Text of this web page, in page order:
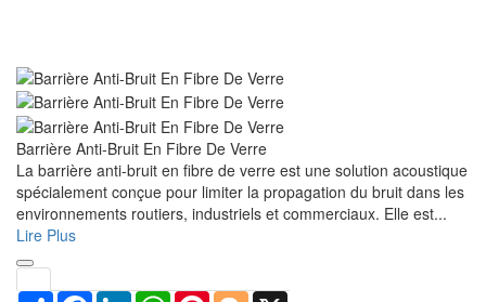
Barrière Anti-Bruit En Fibre De Verre
La barrière anti-bruit en fibre de verre est une solution acoustique
spécialement conçue pour limiter la propagation du bruit dans les
environnements routiers, industriels et commerciaux. Elle est...
Lire Plus